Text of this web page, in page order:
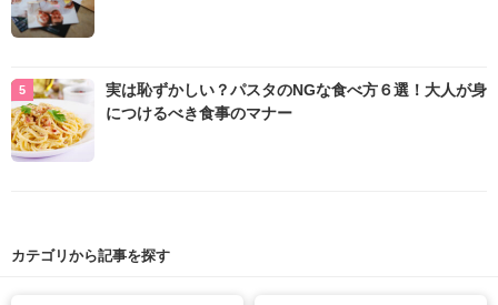
実は恥ずかしい？パスタのNGな食べ方６選！大人が身
につけるべき食事のマナー
カテゴリから記事を探す